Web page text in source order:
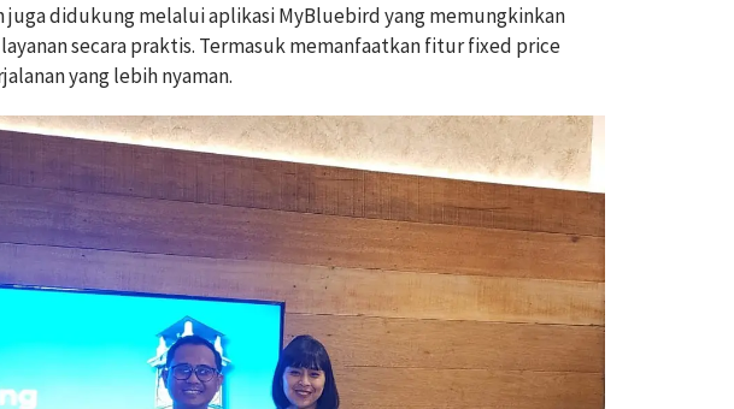
juga didukung melalui aplikasi MyBluebird yang memungkinkan
secara praktis. Termasuk memanfaatkan fitur fixed price
yang lebih nyaman.